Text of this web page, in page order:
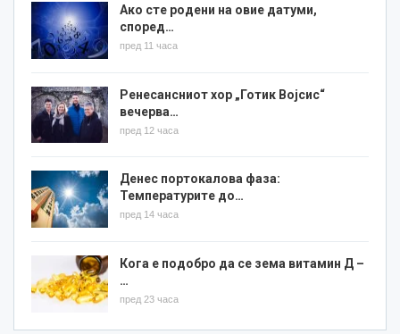
Ако сте родени на овие датуми,
според…
пред 11 часа
Ренесансниот хор „Готик Војсис“
вечерва…
пред 12 часа
Денес портокалова фаза:
Температурите до…
пред 14 часа
Кога е подобро да се зема витамин Д –
…
пред 23 часа